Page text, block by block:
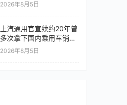
2026年8月5日
上汽通用官宣续约20年曾
多次拿下国内乘用车销冠
竞争激烈，上汽通用有信
2026年8月5日